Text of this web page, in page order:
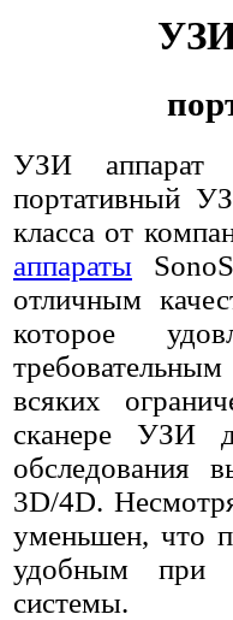
УЗИ
УЗИ аппарат
портативный
класса от
аппараты
отличным
которое
вcяких
сканере УЗИ
обcледования
3D/4D.
уменьшен, что
удобным при
системы.